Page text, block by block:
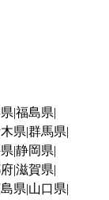
福島県
県 群馬県
静岡県
滋賀県
県 山口県